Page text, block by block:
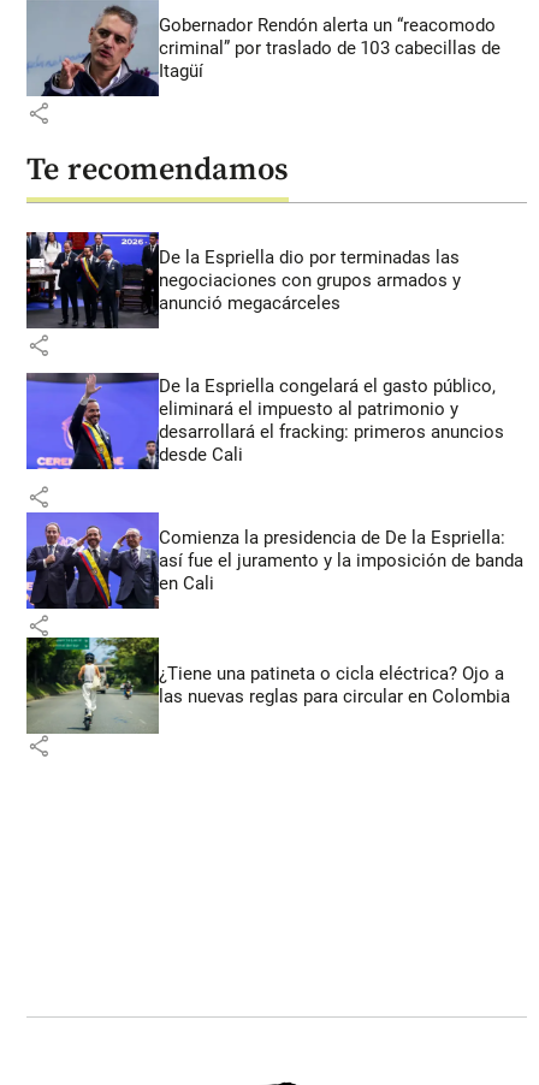
Gobernador Rendón alerta un “reacomodo
criminal” por traslado de 103 cabecillas de
Itagüí
share
Te recomendamos
De la Espriella dio por terminadas las
negociaciones con grupos armados y
anunció megacárceles
share
De la Espriella congelará el gasto público,
eliminará el impuesto al patrimonio y
desarrollará el fracking: primeros anuncios
desde Cali
share
Comienza la presidencia de De la Espriella:
así fue el juramento y la imposición de banda
en Cali
share
¿Tiene una patineta o cicla eléctrica? Ojo a
las nuevas reglas para circular en Colombia
share